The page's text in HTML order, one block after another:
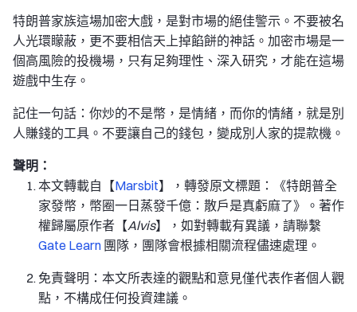
特朗普家族這場加密大戲，是對市場的絕佳警示。不要被名
人光環矇蔽，更不要相信天上掉餡餅的神話。加密市場是一
個高風險的投機場，只有足夠理性、深入研究，才能在這場
遊戲中生存。
記住一句話：你炒的不是幣，是情緒，而你的情緒，就是別
人賺錢的工具。不要讓自己的錢包，變成別人家的提款機。
聲明：
本文轉載自【Marsbit】，轉發原文標題：《特朗普全
家發幣，幣圈一日蒸發千億：散戶是真虧麻了》。著作
權歸屬原作者【Alvis】，如對轉載有異議，請聯繫
Gate Learn 團隊，團隊會根據相關流程儘速處理。
免責聲明：本文所表達的觀點和意見僅代表作者個人觀
點，不構成任何投資建議。